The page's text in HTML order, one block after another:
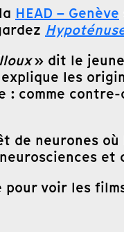
HEAD – Genève
» dit le jeune
les
comme
de neurones
et
pour voir les